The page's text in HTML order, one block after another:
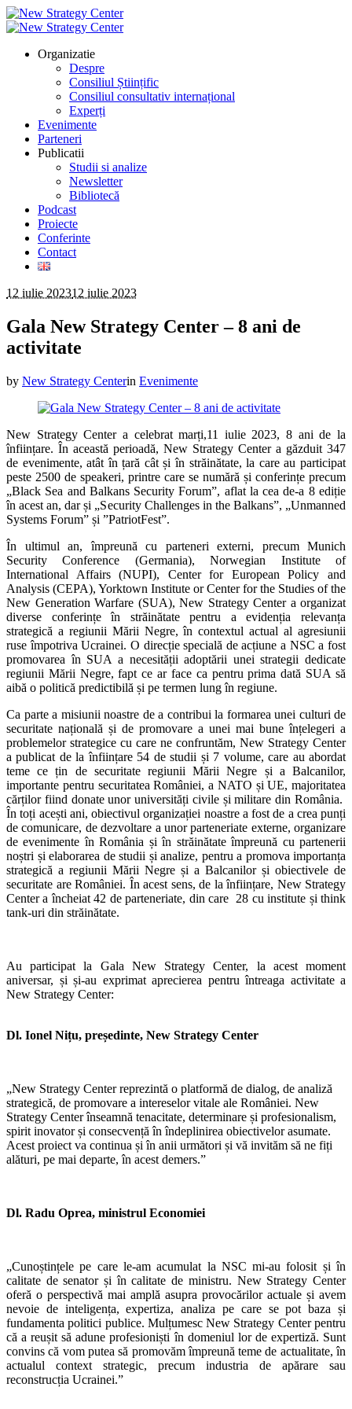
Organizatie
Despre
Consiliul Științific
Consiliul consultativ internațional
Experți
Evenimente
Parteneri
Publicatii
Studii si analize
Newsletter
Bibliotecă
Podcast
Proiecte
Conferinte
Contact
12 iulie 202312 iulie 2023
Gala New Strategy Center – 8 ani de
activitate
by New Strategy Centerin Evenimente
New Strategy Center a celebrat marți,11 iulie 2023, 8 ani de la
înființare. În această perioadă, New Strategy Center a găzduit 347
de evenimente, atât în țară cât și în străinătate, la care au participat
peste 2500 de speakeri, printre care se numără și conferințe precum
„Black Sea and Balkans Security Forum”, aflat la cea de-a 8 ediție
în acest an, dar și „Security Challenges in the Balkans”, „Unmanned
Systems Forum” și ”PatriotFest”.
În ultimul an, împreună cu parteneri externi, precum Munich
Security Conference (Germania), Norwegian Institute of
International Affairs (NUPI), Center for European Policy and
Analysis (CEPA), Yorktown Institute or Center for the Studies of the
New Generation Warfare (SUA), New Strategy Center a organizat
diverse conferințe în străinătate pentru a evidenția relevanța
strategică a regiunii Mării Negre, în contextul actual al agresiunii
ruse împotriva Ucrainei. O direcție specială de acțiune a NSC a fost
promovarea în SUA a necesității adoptării unei strategii dedicate
regiunii Mării Negre, fapt ce ar face ca pentru prima dată SUA să
aibă o politică predictibilă și pe termen lung în regiune.
Ca parte a misiunii noastre de a contribui la formarea unei culturi de
securitate națională și de promovare a unei mai bune înțelegeri a
problemelor strategice cu care ne confruntăm, New Strategy Center
a publicat de la înființare 54 de studii și 7 volume, care au abordat
teme ce țin de securitate regiunii Mării Negre și a Balcanilor,
importante pentru securitatea României, a NATO și UE, majoritatea
cărților fiind donate unor universități civile și militare din România.
În toți acești ani, obiectivul organizației noastre a fost de a crea punți
de comunicare, de dezvoltare a unor parteneriate externe, organizare
de evenimente în România și în străinătate împreună cu partenerii
noștri și elaborarea de studii și analize, pentru a promova importanța
strategică a regiunii Mării Negre și a Balcanilor și obiectivele de
securitate are României. În acest sens, de la înființare, New Strategy
Center a încheiat 42 de parteneriate, din care 28 cu institute și think
tank-uri din străinătate.
Au participat la Gala New Strategy Center, la acest moment
aniversar, și și-au exprimat aprecierea pentru întreaga activitate a
New Strategy Center:
Dl. Ionel Nițu, președinte, New Strategy Center
„New Strategy Center reprezintă o platformă de dialog, de analiză
strategică, de promovare a intereselor vitale ale României. New
Strategy Center înseamnă tenacitate, determinare și profesionalism,
spirit inovator și consecvență în îndeplinirea obiectivelor asumate.
Acest proiect va continua și în anii următori și vă invităm să ne fiți
alături, pe mai departe, în acest demers.”
Dl. Radu Oprea, ministrul Economiei
„Cunoștințele pe care le-am acumulat la NSC mi-au folosit și în
calitate de senator și în calitate de ministru. New Strategy Center
oferă o perspectivă mai amplă asupra provocărilor actuale și avem
nevoie de inteligența, expertiza, analiza pe care se pot baza și
fundamenta politici publice. Mulțumesc New Strategy Center pentru
că a reușit să adune profesioniști în domeniul lor de expertiză. Sunt
convins că vom putea să promovăm împreună teme de actualitate, în
actualul context strategic, precum industria de apărare sau
reconstrucția Ucrainei.”